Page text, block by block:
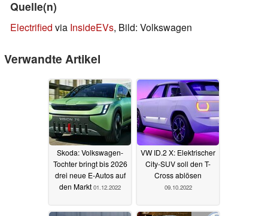
Quelle(n)
Electrified via InsideEVs, Bild: Volkswagen
Verwandte Artikel
Skoda: Volkswagen-
Tochter bringt bis 2026
drei neue E-Autos auf
den Markt 01.12.2022
VW ID.2 X: Elektrischer
City-SUV soll den T-
Cross ablösen
09.10.2022